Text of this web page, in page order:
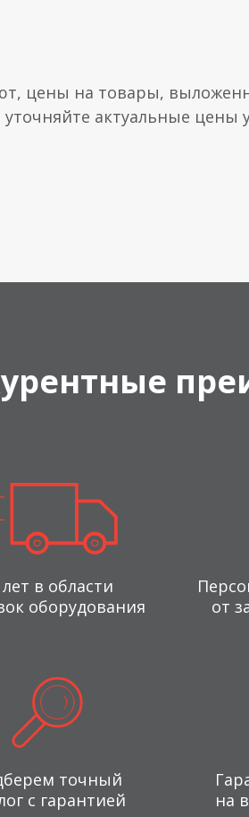
цены на товары,
актуальные
лет в области
оборудования
от
точный
с гарантией
на